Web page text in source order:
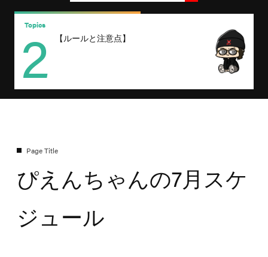
【ルールと注意点】
Topics
2
ぴえんちゃんの7月スケ
ジュール